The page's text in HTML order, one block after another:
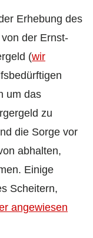
Erhebung des
der Ernst-
(wir
um das
zu
die Sorge vor
abhalten,
Einige
Scheitern,
angewiesen